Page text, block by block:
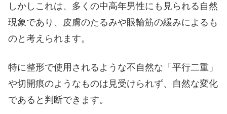
しかしこれは、多くの中高年男性にも見られる自然
現象であり、皮膚のたるみや眼輪筋の緩みによるも
のと考えられます。
特に整形で使用されるような不自然な「平行二重」
や切開痕のようなものは見受けられず、自然な変化
であると判断できます。